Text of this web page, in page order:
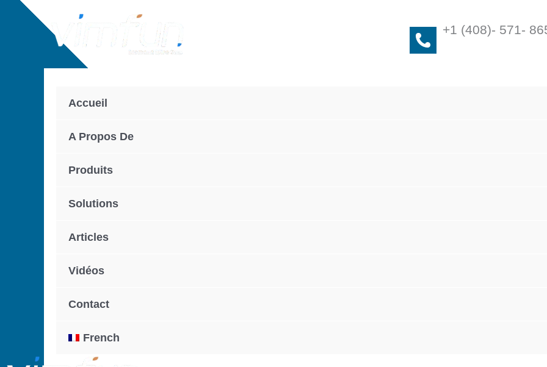
+1 (408)- 571-
Accueil
A Propos De
Produits
Solutions
Articles
Vidéos
Contact
French